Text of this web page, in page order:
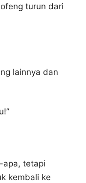
turun dari
lainnya dan
apa, tetapi
kembali ke